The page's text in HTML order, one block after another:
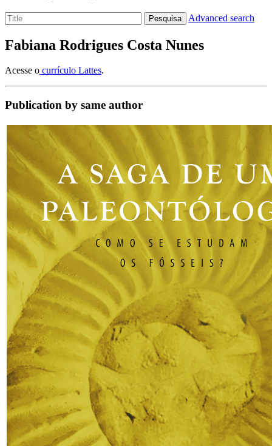
Pesquisa Advanced search
Fabiana Rodrigues Costa Nunes
Acesse o currículo Lattes.
Publication by same author